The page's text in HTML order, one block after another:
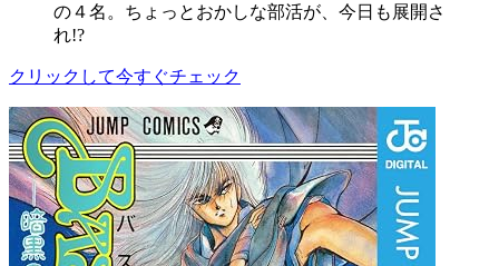
の４名。ちょっとおかしな部活が、今日も展開さ
れ!?
クリックして今すぐチェック